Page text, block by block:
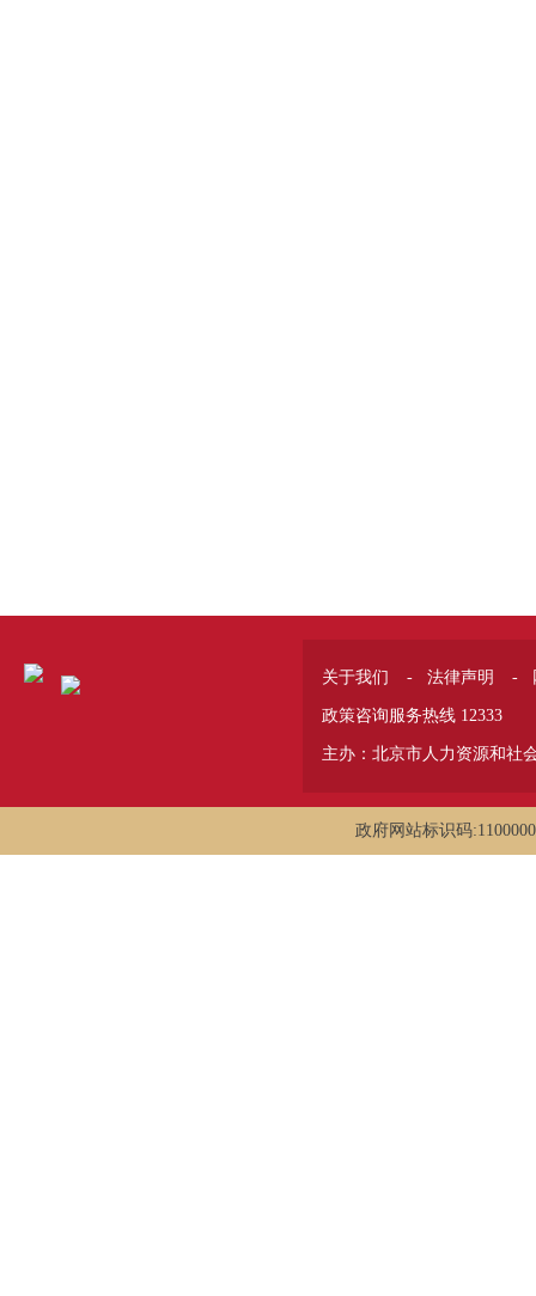
关于我们 - 法律声明 -
政策咨询服务热线 12333
主办：北京市人力资源和社
政府网站标识码